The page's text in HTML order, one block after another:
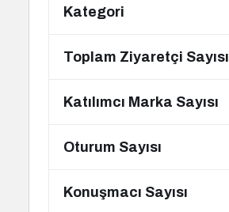
Kategori
Toplam Ziyaretçi Sayısı
Katılımcı Marka Sayısı
Oturum Sayısı
Konuşmacı Sayısı